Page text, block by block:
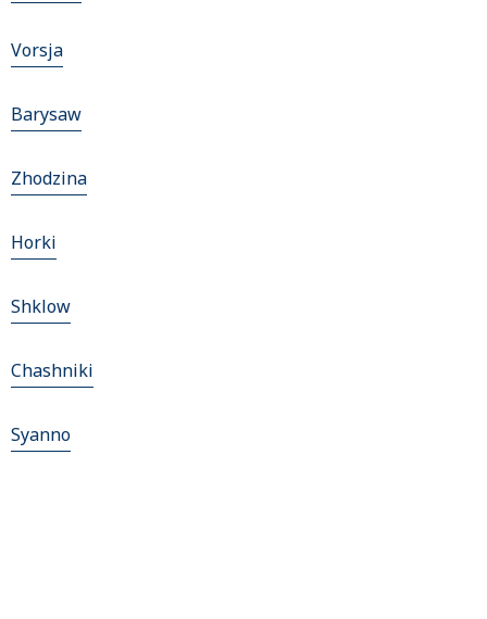
Vorsja
Barysaw
Zhodzina
Horki
Shklow
Chashniki
Syanno